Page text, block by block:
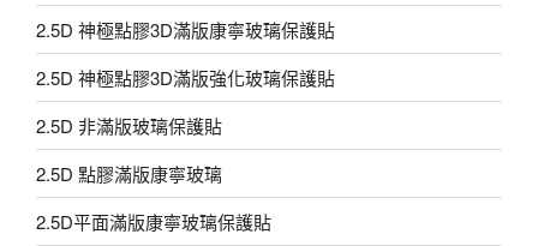
2.5D 神極點膠3D滿版康寧玻璃保護貼
2.5D 神極點膠3D滿版強化玻璃保護貼
2.5D 非滿版玻璃保護貼
2.5D 點膠滿版康寧玻璃
2.5D平面滿版康寧玻璃保護貼